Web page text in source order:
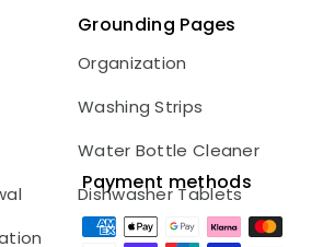
Grounding Pages
Organization
Washing Strips
Water Bottle Cleaner
Dishwasher Tablets
Payment methods
Payment